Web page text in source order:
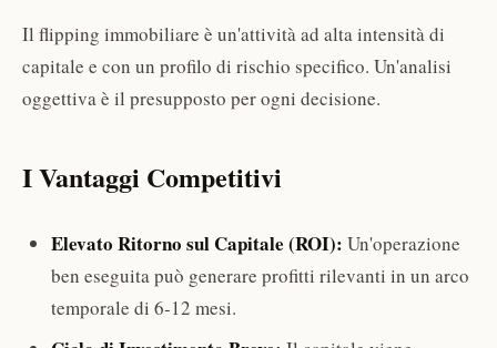
Il flipping immobiliare è un'attività ad alta intensità di
capitale e con un profilo di rischio specifico. Un'analisi
oggettiva è il presupposto per ogni decisione.
I Vantaggi Competitivi
Elevato Ritorno sul Capitale (ROI): Un'operazione
ben eseguita può generare profitti rilevanti in un arco
temporale di 6-12 mesi.